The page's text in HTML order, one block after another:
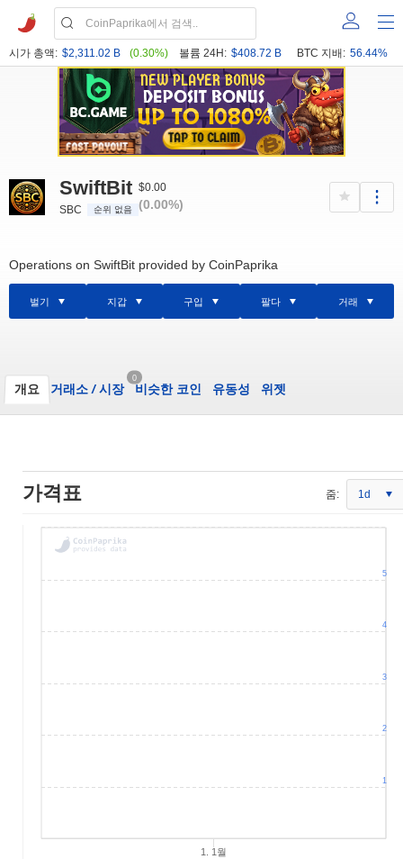
시가 총액: $2,311.02 B (0.30%) 볼륨 24H: $408.72 B BTC 지배: 56.44%
SwiftBit
SBC 순위 없음
$0.00
(0.00%)
Operations on SwiftBit provided by CoinPaprika
벌기 지갑 구입 팔다 거래
개요 거래소 /시장
0
비슷한 코인 유동성 위젯
가격표 줌: 1d
1. 1월
1
2
3
4
5